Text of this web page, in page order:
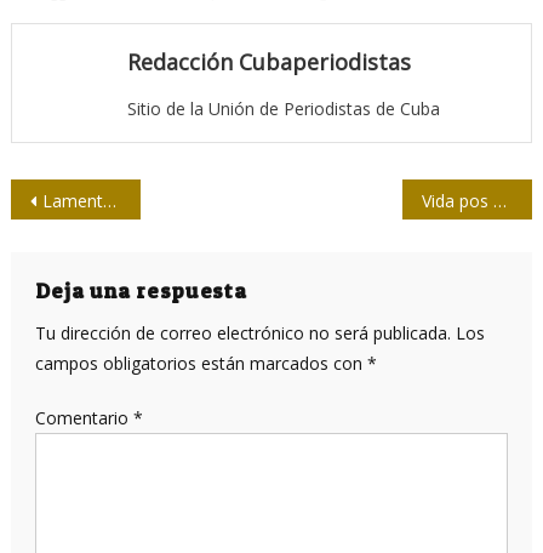
Redacción Cubaperiodistas
Sitio de la Unión de Periodistas de Cuba
Navegación
entradas
Lamenta la UNEAC fallecimiento de la destacada actriz Martha del Río Vida pos pandémica: Sé el responsable
Deja una respuesta
Tu dirección de correo electrónico no será publicada. Los
campos obligatorios están marcados con *
Comentario *